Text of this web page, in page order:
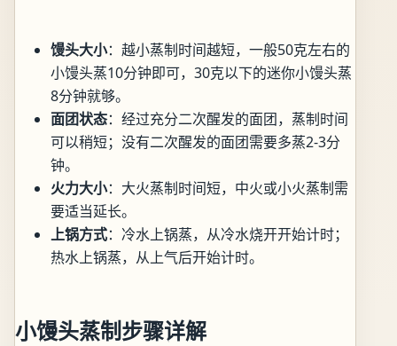
馒头大小：越小蒸制时间越短，一般50克左右的
小馒头蒸10分钟即可，30克以下的迷你小馒头蒸
8分钟就够。
面团状态：经过充分二次醒发的面团，蒸制时间
可以稍短；没有二次醒发的面团需要多蒸2-3分
钟。
火力大小：大火蒸制时间短，中火或小火蒸制需
要适当延长。
上锅方式：冷水上锅蒸，从冷水烧开开始计时；
热水上锅蒸，从上气后开始计时。
小馒头蒸制步骤详解